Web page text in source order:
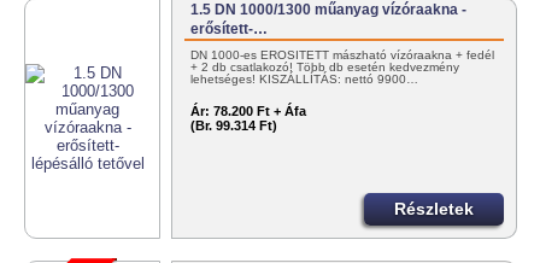
1.5 DN 1000/1300 műanyag vízóraakna -
erősített-…
DN 1000-es ERŐSÍTETT mászható vízóraakna + fedél
+ 2 db csatlakozó! Több db esetén kedvezmény
lehetséges! KISZÁLLÍTÁS: nettó 9900…
Ár: 78.200 Ft + Áfa
(Br. 99.314 Ft)
Részletek